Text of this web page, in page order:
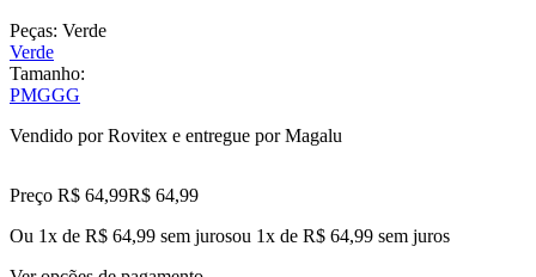
Peças: Verde
Verde
Tamanho:
PMGGG
Vendido porRovitex e entregue por Magalu
Preço R$ 64,99R$ 64,99
Ou 1x de R$ 64,99 sem jurosou 1x de R$ 64,99 sem juros